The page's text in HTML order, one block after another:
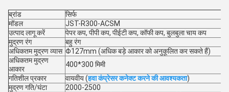
ब्रांड
सिर्फ
मॉडल
JST-R300-ACSM
उत्पाद लागू करें
पेपर कप, पीपी कप, पीईटी कप, कॉफी कप, बुलबुला चाय कप
मुद्रण रंग
बहु रंग
अधिकतम मुद्रण व्यास Φ127mm (अधिक बड़े आकार को अनुकूलित कर सकते हैं)
अधिकतम मुद्रण
आकार
400*300 मिमी
गतिशील प्रकार
वायवीय (हवा कंप्रेसर कनेक्ट करने की आवश्यकता)
मुद्रण गति/घंटा
2000-2500